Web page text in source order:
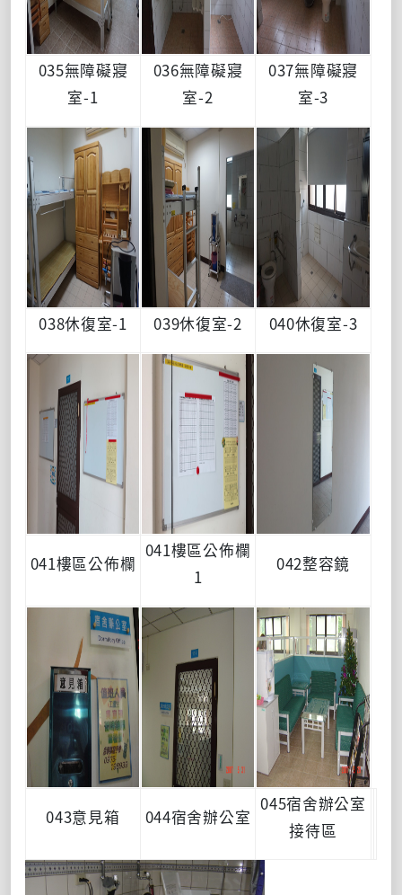
035無障礙寢
室-1
036無障礙寢
室-2
037無障礙寢
室-3
038休復室-1 039休復室-2 040休復室-3
041樓區公佈欄
041樓區公佈欄
1
042整容鏡
043意見箱 044宿舍辦公室
045宿舍辦公室
接待區